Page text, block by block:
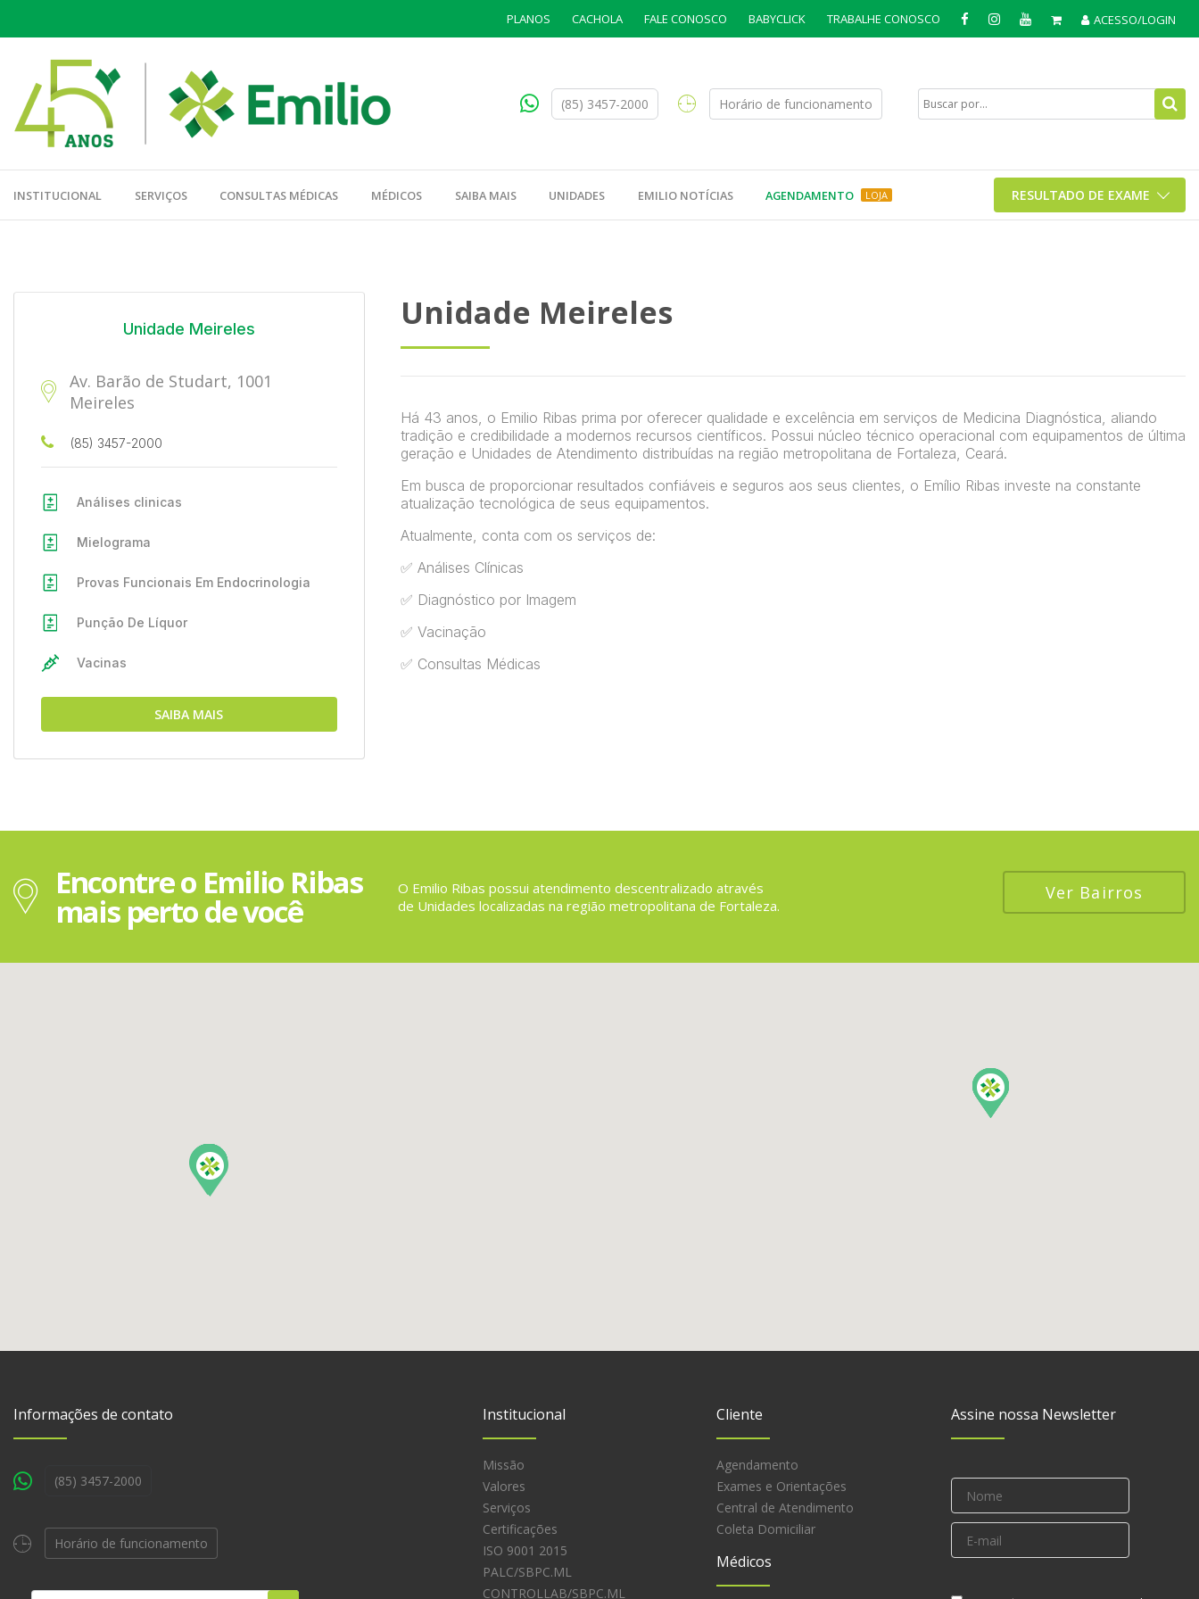
PLANOS CACHOLA FALE CONOSCO BABYCLICK TRABALHE CONOSCO ACESSO/LOGIN
(85) 3457-2000 Horário de funcionamento
INSTITUCIONAL SERVIÇOS CONSULTAS MÉDICAS MÉDICOS SAIBA MAIS UNIDADES EMILIO NOTÍCIAS LOJA
AGENDAMENTO RESULTADO DE EXAME
Unidade Meireles
Há 43 anos, o Emilio Ribas prima por oferecer qualidade e excelência em serviços de Medicina Diagnóstica, aliando
tradição e credibilidade a modernos recursos científicos. Possui núcleo técnico operacional com equipamentos de última
geração e Unidades de Atendimento distribuídas na região metropolitana de Fortaleza, Ceará.
Em busca de proporcionar resultados confiáveis e seguros aos seus clientes, o Emílio Ribas investe na constante
atualização tecnológica de seus equipamentos.
Atualmente, conta com os serviços de:
✅ Análises Clínicas
✅ Diagnóstico por Imagem
✅ Vacinação
✅ Consultas Médicas
Unidade Meireles
Av. Barão de Studart, 1001
Meireles
(85) 3457-2000
Análises clinicas
Mielograma
Provas Funcionais Em Endocrinologia
Punção De Líquor
Vacinas
SAIBA MAIS
Encontre o Emilio Ribas
mais perto de você
O Emilio Ribas possui atendimento descentralizado através
de Unidades localizadas na região metropolitana de Fortaleza.
Ver Bairros
Informações de contato
(85) 3457-2000
Horário de funcionamento
Institucional
Missão
Valores
Serviços
Certificações
ISO 9001 2015
PALC/SBPC.ML
CONTROLLAB/SBPC.ML
Cliente
Agendamento
Exames e Orientações
Central de Atendimento
Coleta Domiciliar
Médicos
Assine nossa Newsletter